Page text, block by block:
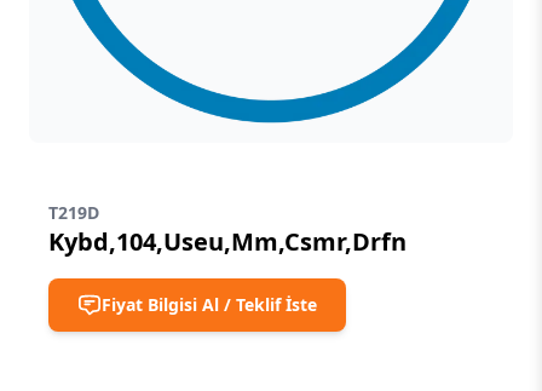
T219D
Kybd,104,Useu,Mm,Csmr,Drfn
Fiyat Bilgisi Al / Teklif İste